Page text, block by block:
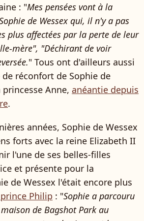
: "Mes pensées vont à la
de Wessex qui, il n'y a pas
plus affectées par la perte de leur
mère", "Déchirant de voir
" Tous ont d'ailleurs aussi
réconfort de Sophie de
Anne, anéantie depuis
.
années, Sophie de Wessex
forts avec la reine Elizabeth II
l'une de ses belles-filles
et présente pour la
de Wessex l'était encore plus
Philip : "Sophie a parcouru
de Bagshot Park au